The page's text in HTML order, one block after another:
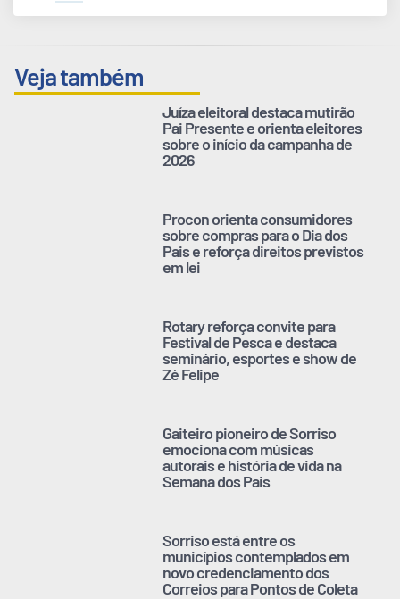
Veja também
Juíza eleitoral destaca mutirão
Pai Presente e orienta eleitores
sobre o início da campanha de
2026
Procon orienta consumidores
sobre compras para o Dia dos
Pais e reforça direitos previstos
em lei
Rotary reforça convite para
Festival de Pesca e destaca
seminário, esportes e show de
Zé Felipe
Gaiteiro pioneiro de Sorriso
emociona com músicas
autorais e história de vida na
Semana dos Pais
Sorriso está entre os
municípios contemplados em
novo credenciamento dos
Correios para Pontos de Coleta